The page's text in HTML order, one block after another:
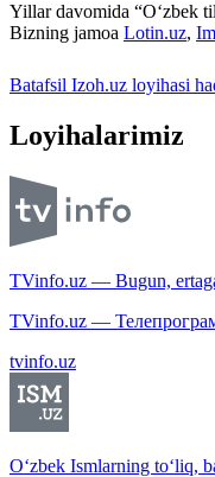
Yillar davomida “O‘zbek
Bizning jamoa Lotin.uz,
Batafsil Izoh.uz loyihasi
Loyihalarimiz
TVinfo.uz — Bugun,
TVinfo.uz —
tvinfo.uz
O‘zbek Ismlarning to‘liq,